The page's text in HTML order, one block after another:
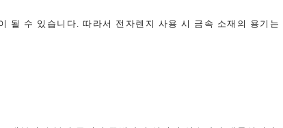
될 수 있습니다. 따라서 전자렌지 사용 시 금속 소재의 용기는